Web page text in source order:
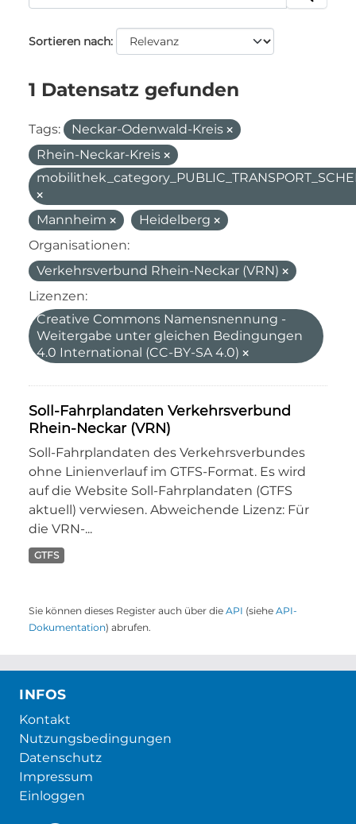
Sortieren nach
1 Datensatz gefunden
Tags:
Neckar-Odenwald-Kreis
Rhein-Neckar-Kreis
Mannheim
Heidelberg
Organisationen:
Verkehrsverbund Rhein-Neckar (VRN)
Lizenzen:
Creative Commons Namensnennung -
Weitergabe unter gleichen Bedingungen
4.0 International (CC-BY-SA 4.0)
Soll-Fahrplandaten Verkehrsverbund
Rhein-Neckar (VRN)
Soll-Fahrplandaten des Verkehrsverbundes
ohne Linienverlauf im GTFS-Format. Es wird
auf die Website Soll-Fahrplandaten (GTFS
aktuell) verwiesen. Abweichende Lizenz: Für
die VRN-...
GTFS
Sie können dieses Register auch über die API (siehe API-
Dokumentation) abrufen.
INFOS
Kontakt
Nutzungsbedingungen
Datenschutz
Impressum
Einloggen